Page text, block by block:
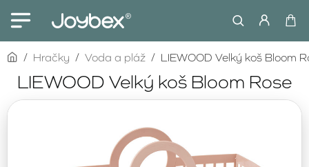
LIEWOOD Velký koš Bloom Rose
homeHračky Voda a pláž LIEWOOD Velký koš Bloom